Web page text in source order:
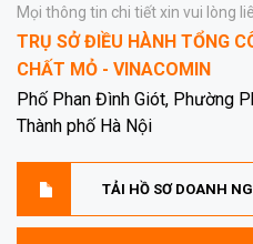
Mọi thông tin chi tiết xin vui lòng
TRỤ SỞ ĐIỀU HÀNH TỔNG
CHẤT MỎ - VINACOMIN
Phố Phan Đình Giót, Phường
Thành phố Hà Nội
TẢI HỒ SƠ DOANH